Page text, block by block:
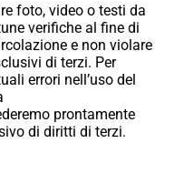
foto, video o testi da
verifiche al fine di
e non violare
di terzi. Per
errori nell’uso del
prontamente
di diritti di terzi.